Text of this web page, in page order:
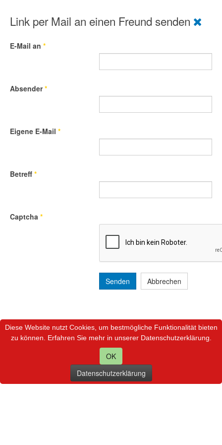
Link per Mail an einen Freund senden
E-Mail an *
Absender*
Eigene E-Mail *
Betreff *
Captcha *
Senden Abbrechen
Diese Website nutzt Cookies, um bestmögliche Funktionalität bieten
zu können. Erfahren Sie mehr in unserer Datenschutzerklärung.
OK
Datenschutzerklärung